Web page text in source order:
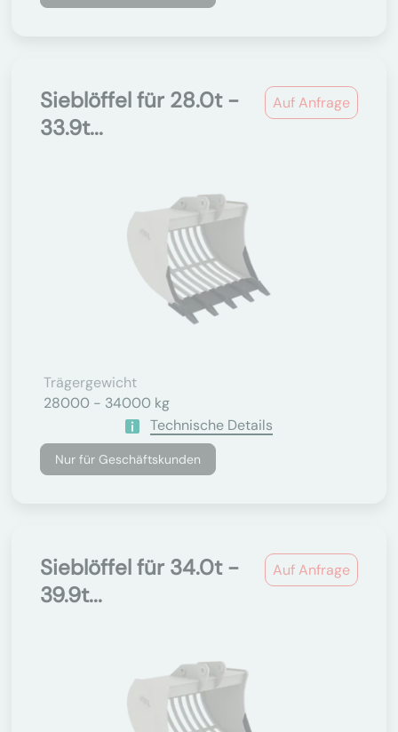
Auf Anfrage
Sieblöffel für 28.0t -
33.9t...
Trägergewicht
28000 - 34000 kg
Technische Details
Nur für Geschäftskunden
Auf Anfrage
Sieblöffel für 34.0t -
39.9t...